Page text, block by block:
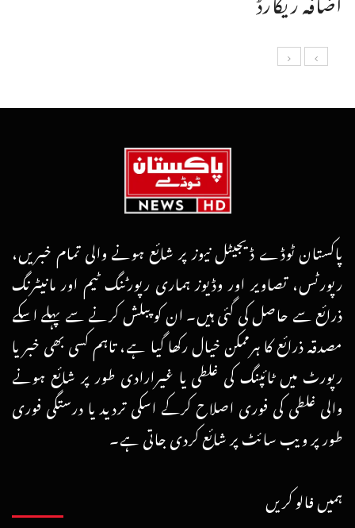
پاکستان ٹوڈے ڈیجیٹل نیوز پر شائع ہونے والی تمام خبریں،
رپورٹس، تصاویر اور وڈیوز ہماری رپورٹنگ ٹیم اور مانیٹرنگ
ذرائع سے حاصل کی گئی ہیں۔ ان کو پبلش کرنے سے پہلے اسکے
مصدقہ ذرائع کا ہرممکن خیال رکھا گیا ہے، تاہم کسی بھی خبر یا
رپورٹ میں ٹائپنگ کی غلطی یا غیرارادی طور پر شائع ہونے
والی غلطی کی فوری اصلاح کرکے اسکی تردید یا درستگی فوری
طور پر ویب سائٹ پر شائع کردی جاتی ہے۔
ہمیں فالو کریں